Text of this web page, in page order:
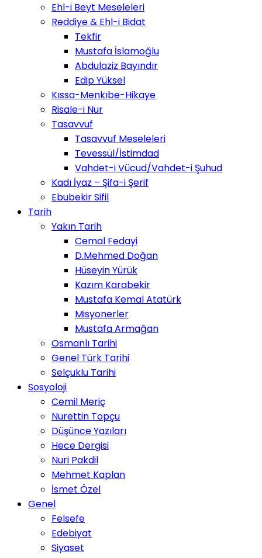
Ehl-i Beyt Meseleleri
Reddiye & Ehl-i Bidat
Tekfir
Mustafa İslamoğlu
Abdulaziz Bayındır
Edip Yüksel
Kıssa-Menkıbe-Hikaye
Risale-i Nur
Tasavvuf
Tasavvuf Meseleleri
Tevessül/İstimdad
Vahdet-i Vücud/Vahdet-i Şuhud
Kadı İyaz – Şifa-i Şerif
Ebubekir Sifil
Tarih
Yakın Tarih
Cemal Fedayi
D.Mehmed Doğan
Hüseyin Yürük
Kazım Karabekir
Mustafa Kemal Atatürk
Misyonerler
Mustafa Armağan
Osmanlı Tarihi
Genel Türk Tarihi
Selçuklu Tarihi
Sosyoloji
Cemil Meriç
Nurettin Topçu
Düşünce Yazıları
Hece Dergisi
Nuri Pakdil
Mehmet Kaplan
İsmet Özel
Genel
Felsefe
Edebiyat
Siyaset